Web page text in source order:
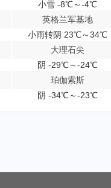
小雪 -8℃～-4℃
英格兰军基地
小雨转阴 23℃～34℃
大理石尖
阴 -29℃～-24℃
珀伽索斯
阴 -34℃～-23℃